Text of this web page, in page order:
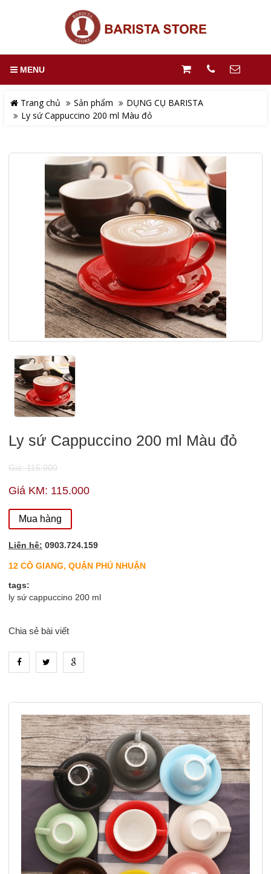
MENU
Trang chủ Sản phẩm
DỤNG CỤ BARISTA
Ly sứ Cappuccino 200 ml Màu đỏ
Ly sứ Cappuccino 200 ml Màu đỏ
Giá: 115.000
Giá KM: 115.000
Mua hàng
Liên hệ: 0903.724.159
12 CÔ GIANG, QUẬN PHÚ NHUẬN
tags:
ly sứ cappuccino 200 ml
Chia sẻ bài viết